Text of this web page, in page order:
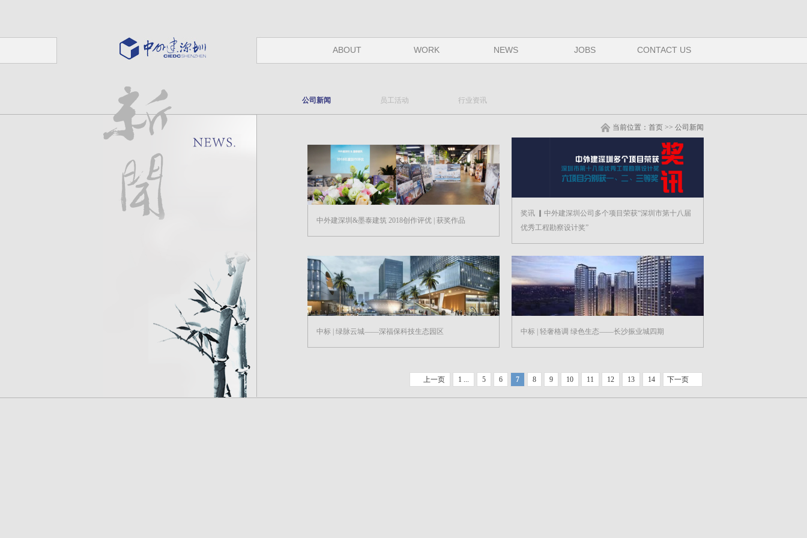
ABOUT WORK NEWS JOBS CONTACT US
公司新闻 员工活动 行业资讯
当前位置： 首页 >> 公司新闻
中外建深圳&墨泰建筑 2018创作评优 | 获奖作品
奖讯 ▎中外建深圳公司多个项目荣获“深圳市第十八届
优秀工程勘察设计奖”
中标 | 绿脉云城——深福保科技生态园区 中标 | 轻奢格调 绿色生态——长沙振业城四期
上一页 1 ... 5 6 7 8 9 10 11 12 13 14 下一页